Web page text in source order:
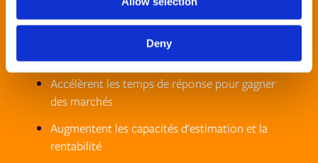
Deny
Suscitent de nouveaux flux de revenus
Accélèrent les temps de réponse pour gagner
des marchés
Augmentent les capacités d'estimation et la
rentabilité